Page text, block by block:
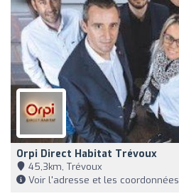
Orpi Direct Habitat Trévoux
45,3km, Trévoux
Voir l'adresse et les coordonnées